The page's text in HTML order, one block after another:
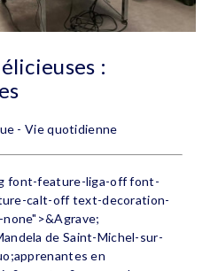
:
- Vie quotidienne
font-feature-liga-off font-
calt-off text-decoration-
de Saint-Michel-sur-
en